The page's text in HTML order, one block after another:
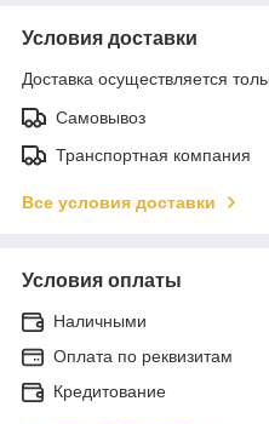
Условия доставки
Доставка осуществляется
Самовывоз
Транспортная компания
Все условия доставки
Условия оплаты
Наличными
Оплата по реквизитам
Кредитование